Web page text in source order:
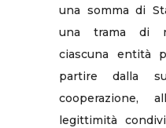
una somma di
una trama di
ciascuna entità
partire dalla
cooperazione,
legittimità